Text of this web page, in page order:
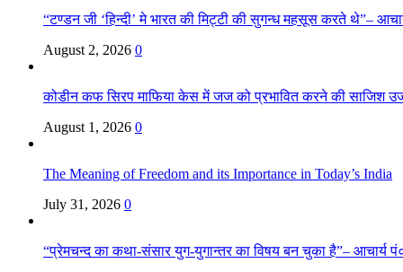
“टण्डन जी ‘हिन्दी’ मे भारत की मिट्टी की सुगन्ध महसूस करते थे”–
August 2, 2026 0
कोडीन कफ सिरप माफिया केस में जज को प्रभावित करने की साजिश
August 1, 2026 0
The Meaning of Freedom and its Importance in Today’s India
July 31, 2026 0
“प्रेमचन्द का कथा-संसार युग-युगान्तर का विषय बन चुका है”– आचार्य